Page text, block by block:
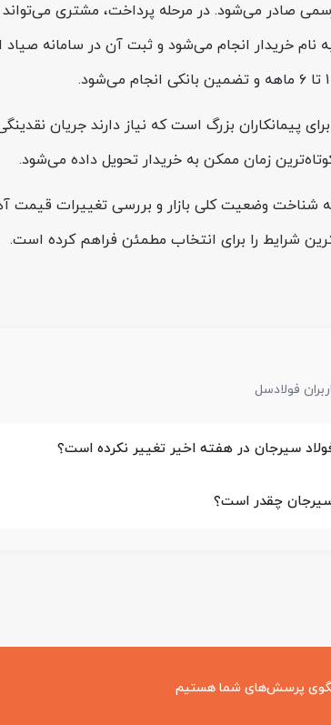
صادر می‌شود. در مرحله پرداخت، مشتری
نام خریدار انجام می‌شود و ثبت آن در سامانه صیاد
پیمانکاران بزرگ است که نیاز دارند جریان
زمان ممکن به خریدار تحویل داده می‌شود.
شرایط را برای انتخاب مطمئن فراهم کرده است.
فولادسل
پرسش‌های شما هستیم